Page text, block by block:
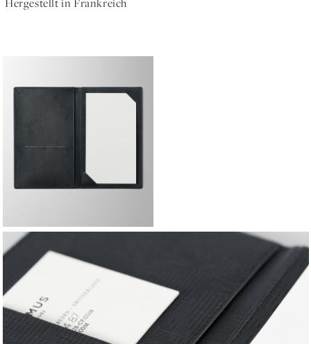
Hergestellt in Frankreich